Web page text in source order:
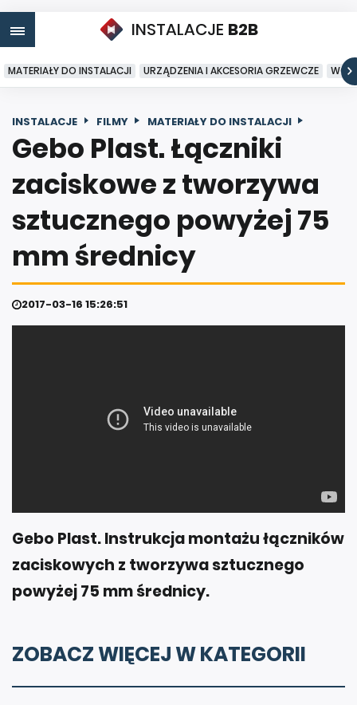
INSTALACJE B2B
MATERIAŁY DO INSTALACJI URZĄDZENIA I AKCESORIA GRZEWCZE
INSTALACJE FILMY MATERIAŁY DO INSTALACJI
Gebo Plast. Łączniki
zaciskowe z tworzywa
sztucznego powyżej 75
mm średnicy
2017-03-16 15:26:51
Gebo Plast. Instrukcja montażu łączników
zaciskowych z tworzywa sztucznego
powyżej 75 mm średnicy.
ZOBACZ WIĘCEJ W KATEGORII